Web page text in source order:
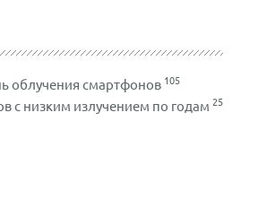
облучения смартфонов 105
с низким излучением по годам 25